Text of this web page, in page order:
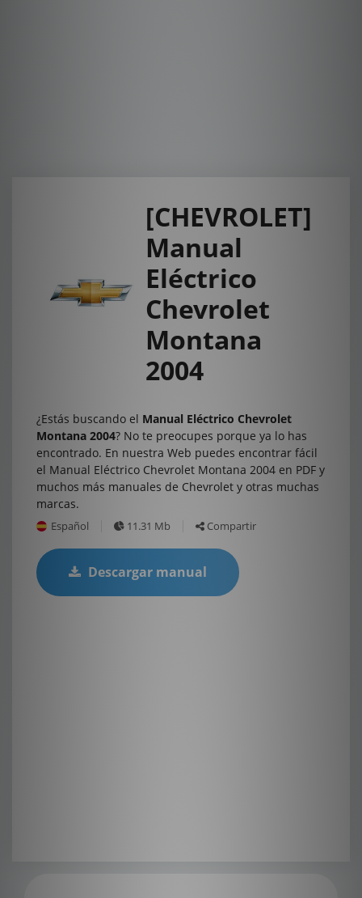
[CHEVROLET]
Manual
Eléctrico
Chevrolet
Montana
2004
¿Estás buscando el Manual Eléctrico Chevrolet
Montana 2004? No te preocupes porque ya lo has
encontrado. En nuestra Web puedes encontrar fácil
el Manual Eléctrico Chevrolet Montana 2004 en PDF y
muchos más manuales de Chevrolet y otras muchas
marcas.
Español 11.31 Mb Compartir
Descargar manual